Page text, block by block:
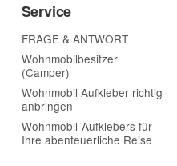
Service
FRAGE & ANTWORT
Wohnmobilbesitzer
(Camper)
Wohnmobil Aufkleber richtig
anbringen
Wohnmobil-Aufklebers für
Ihre abenteuerliche Reise